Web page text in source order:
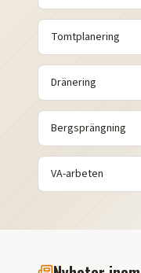
Tomtplanering
Dränering
Bergsprängning
VA-arbeten